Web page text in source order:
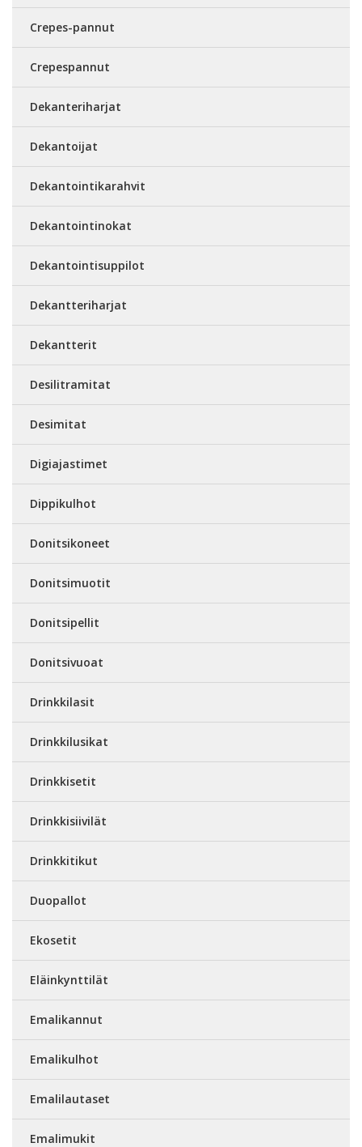
Crepes-pannut
Crepespannut
Dekanteriharjat
Dekantoijat
Dekantointikarahvit
Dekantointinokat
Dekantointisuppilot
Dekantteriharjat
Dekantterit
Desilitramitat
Desimitat
Digiajastimet
Dippikulhot
Donitsikoneet
Donitsimuotit
Donitsipellit
Donitsivuoat
Drinkkilasit
Drinkkilusikat
Drinkkisetit
Drinkkisiivilät
Drinkkitikut
Duopallot
Ekosetit
Eläinkynttilät
Emalikannut
Emalikulhot
Emalilautaset
Emalimukit